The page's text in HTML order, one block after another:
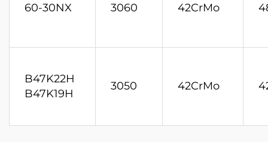
60-30NX 3060 42CrMo
B47K22H
B47K19H
3050 42CrMo